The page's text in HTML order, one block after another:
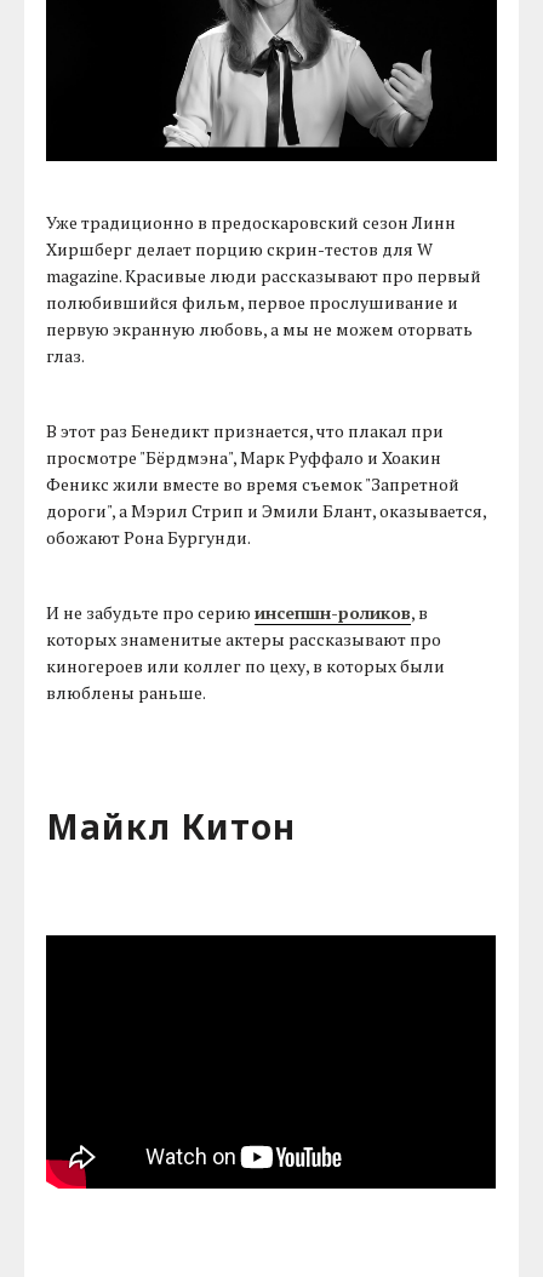
Уже традиционно в предоскаровский сезон Линн
Хиршберг делает порцию скрин-тестов для W
magazine. Красивые люди рассказывают про первый
полюбившийся фильм, первое прослушивание и
первую экранную любовь, а мы не можем оторвать
глаз.
В этот раз Бенедикт признается, что плакал при
просмотре "Бёрдмэна", Марк Руффало и Хоакин
Феникс жили вместе во время съемок "Запретной
дороги", а Мэрил Стрип и Эмили Блант, оказывается,
обожают Рона Бургунди.
И не забудьте про сериюинсепшн-роликов, в
которых знаменитые актеры рассказывают про
киногероев или коллег по цеху, в которых были
влюблены раньше.
Майкл Китон